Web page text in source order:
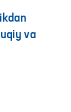
va